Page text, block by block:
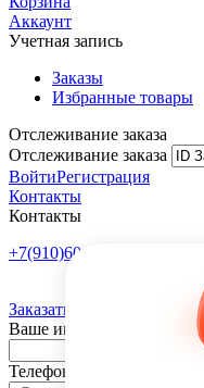
Аккаунт
Учетная запись
Заказы
Избранные товары
Отслеживание заказа
Отслеживание заказа
ВойтиРегистрация
Контакты
Контакты
+7(910)601-10-10
Заказать обратный звонок
Ваше имя
Телефон